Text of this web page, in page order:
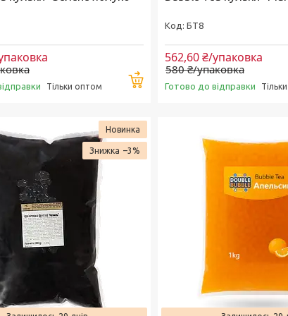
Тільки оптом
БТ8
580 ₴/упаковка
562,60 ₴/упаковка
Готово до відправки
Новинка
–3%